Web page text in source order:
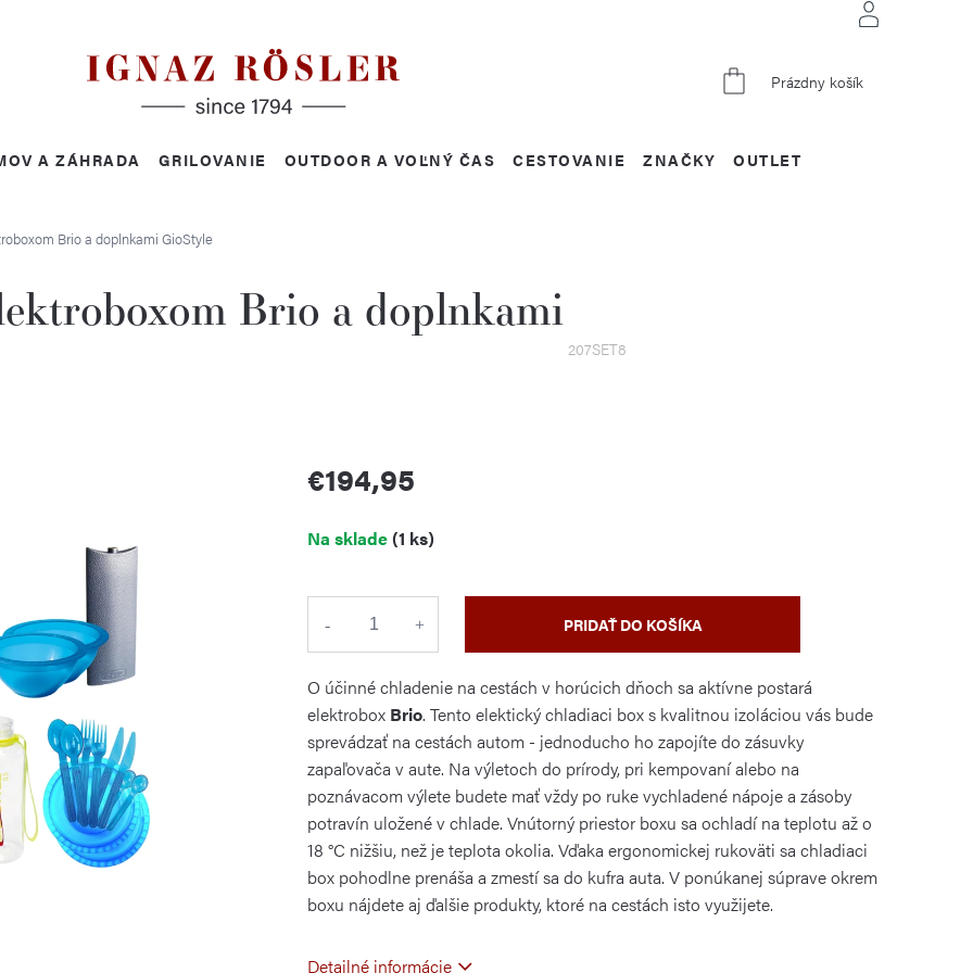
NÁKUPNÝ
Prázdny košík
A ZÁHRADA GRILOVANIE OUTDOOR A VOĽNÝ ČAS CESTOVANIE OUTLET
ZNAČKY
Brio a doplnkami GioStyle
Brio a doplnkami
207SET8
€194,95
cena:
Na sklade(1 ks)
PRIDAŤ DO KOŠÍKA
O účinné chladenie na cestách v horúcich dňoch sa aktívne postará
elektrobox Brio. Tento elektický chladiaci box s kvalitnou izoláciou vás bude
sprevádzať na cestách autom - jednoducho ho zapojíte do zásuvky
zapaľovača v aute. Na výletoch do prírody, pri kempovaní alebo na
poznávacom výlete budete mať vždy po ruke vychladené nápoje a zásoby
potravín uložené v chlade. Vnútorný priestor boxu sa ochladí na teplotu až o
18 °C nižšiu, než je teplota okolia. Vďaka ergonomickej rukoväti sa chladiaci
box pohodlne prenáša a zmestí sa do kufra auta. V ponúkanej súprave okrem
boxu nájdete aj ďalšie produkty, ktoré na cestách isto využijete.
Detailné informácie